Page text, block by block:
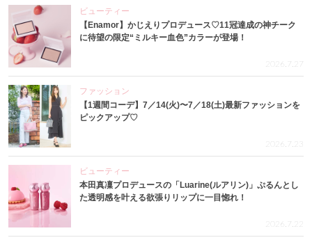
ビューティー
【Enamor】かじえりプロデュース♡11冠達成の神チーク
に待望の限定“ミルキー血色”カラーが登場！
2026.7.27
ファッション
【1週間コーデ】7／14(火)〜7／18(土)最新ファッションを
ピックアップ♡
2026.7.23
ビューティー
本田真凜プロデュースの「Luarine(ルアリン)」ぷるんとし
た透明感を叶える欲張りリップに一目惚れ！
2026.7.22